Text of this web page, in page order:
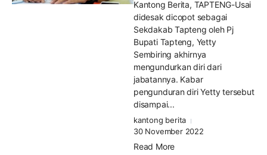
Kantong Berita, TAPTENG-Usai
didesak dicopot sebagai
Sekdakab Tapteng oleh Pj
Bupati Tapteng, Yetty
Sembiring akhirnya
mengundurkan diri dari
jabatannya. Kabar
pengunduran diri Yetty tersebut
disampai...
kantong berita
30 November 2022
Read More